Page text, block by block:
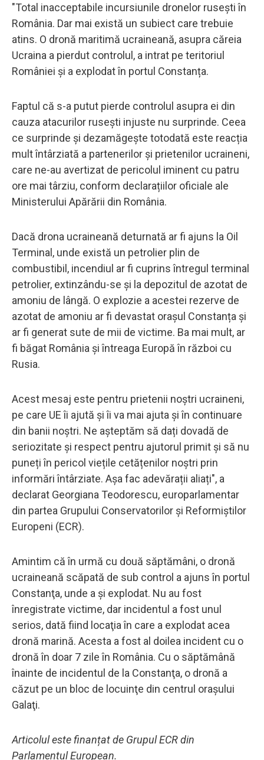
"Total inacceptabile incursiunile dronelor rusești în
România. Dar mai există un subiect care trebuie
atins. O dronă maritimă ucraineană, asupra căreia
Ucraina a pierdut controlul, a intrat pe teritoriul
României și a explodat în portul Constanța.
Faptul că s-a putut pierde controlul asupra ei din
cauza atacurilor rusești injuste nu surprinde. Ceea
ce surprinde și dezamăgește totodată este reacția
mult întârziată a partenerilor și prietenilor ucraineni,
care ne-au avertizat de pericolul iminent cu patru
ore mai târziu, conform declarațiilor oficiale ale
Ministerului Apărării din România.
Dacă drona ucraineană deturnată ar fi ajuns la Oil
Terminal, unde există un petrolier plin de
combustibil, incendiul ar fi cuprins întregul terminal
petrolier, extinzându-se și la depozitul de azotat de
amoniu de lângă. O explozie a acestei rezerve de
azotat de amoniu ar fi devastat orașul Constanța și
ar fi generat sute de mii de victime. Ba mai mult, ar
fi băgat România și întreaga Europă în război cu
Rusia.
Acest mesaj este pentru prietenii noștri ucraineni,
pe care UE îi ajută și îi va mai ajuta și în continuare
din banii noștri. Ne așteptăm să dați dovadă de
seriozitate și respect pentru ajutorul primit și să nu
puneți în pericol viețile cetățenilor noștri prin
informări întârziate. Așa fac adevărații aliați", a
declarat Georgiana Teodorescu, europarlamentar
din partea Grupului Conservatorilor și Reformiștilor
Europeni (ECR).
Amintim că în urmă cu două săptămâni, o dronă
ucraineană scăpată de sub control a ajuns în portul
Constanţa, unde a şi explodat. Nu au fost
înregistrate victime, dar incidentul a fost unul
serios, dată fiind locaţia în care a explodat acea
dronă marină. Acesta a fost al doilea incident cu o
dronă în doar 7 zile în România. Cu o săptămână
înainte de incidentul de la Constanţa, o dronă a
căzut pe un bloc de locuinţe din centrul oraşului
Galaţi.
Articolul este finanțat de Grupul ECR din
Parlamentul European.